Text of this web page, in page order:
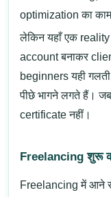
optimization का
लेकिन यहाँ एक
account बनाकर
beginners यही
पीछे भागने लगते हैं।
certificate नहीं।
Freelancing शुरू
Freelancing में आने